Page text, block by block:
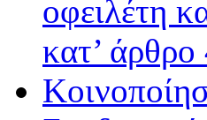
οφειλέτη
κατ’